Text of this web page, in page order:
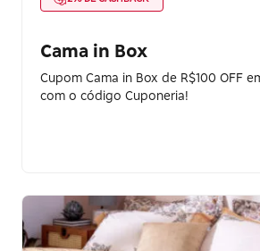
Cama in Box
Cupom Cama in Box de R$100 OFF
com o código Cuponeria!